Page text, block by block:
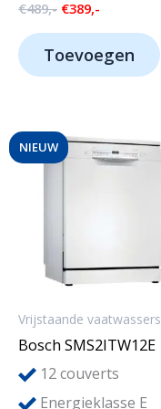
€489,- Oorspronkelijke
€489,-.
€389,-
€389,-.
Toevoegen
NIEUW
Vrijstaande vaatwassers
Bosch SMS2ITW12E
12couverts
Energieklasse E